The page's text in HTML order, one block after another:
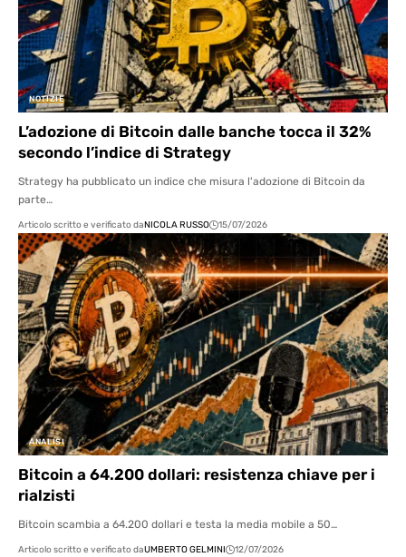
NOTIZIE
L’adozione di Bitcoin dalle banche tocca il 32%
secondo l’indice di Strategy
Strategy ha pubblicato un indice che misura l'adozione di Bitcoin da
parte…
Articolo scritto e verificato daNICOLA RUSSO 15/07/2026
ANALISI
Bitcoin a 64.200 dollari: resistenza chiave per i
rialzisti
Bitcoin scambia a 64.200 dollari e testa la media mobile a 50…
Articolo scritto e verificato daUMBERTO GELMINI 12/07/2026